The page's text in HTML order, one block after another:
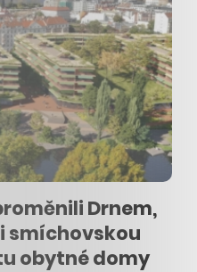
Drnem,
smíchovskou
obytné domy